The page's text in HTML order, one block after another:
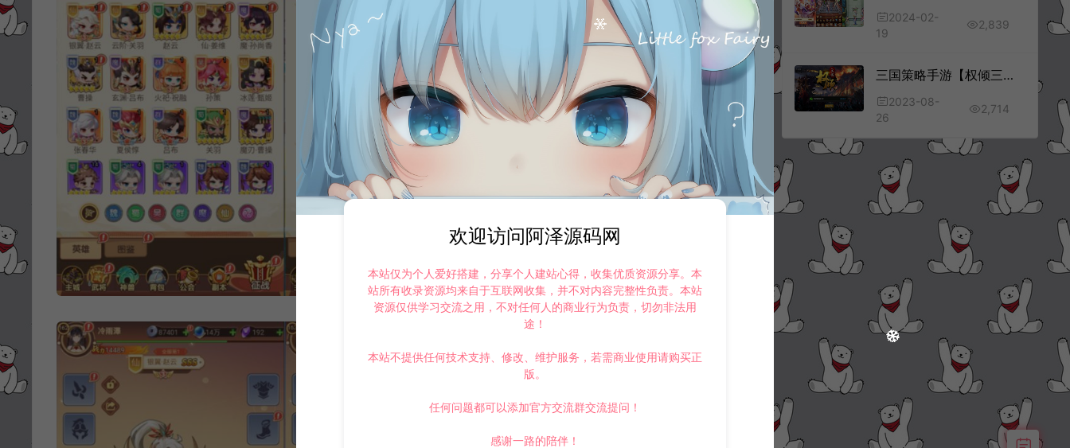
2024-02-
19
2,839
三国策略手游【权倾三国紫金版】8月最新整理Win一键服务端+多区跨服+GM授权后台+GM工具+安卓苹果双端+详细搭建教程+视频教程
2023-08-
26
2,714
欢迎访问阿泽源码网
本站仅为个人爱好搭建，分享个人建站心得，收集优质资源分享。本
站所有收录资源均来自于互联网收集，并不对内容完整性负责。本站
资源仅供学习交流之用，不对任何人的商业行为负责，切勿非法用
途！
本站不提供任何技术支持、修改、维护服务，若需商业使用请购买正
版。
任何问题都可以添加官方交流群交流提问！
感谢一路的陪伴！